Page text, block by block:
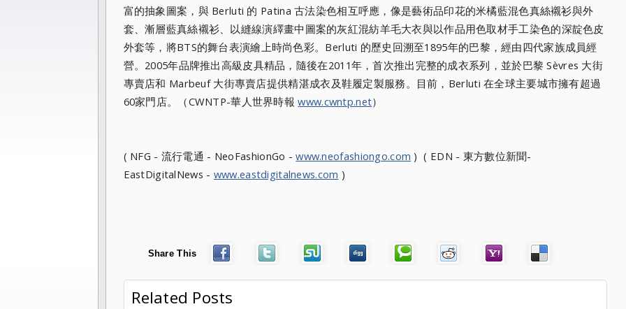
富的抽象圖案，與 Berluti 的 Patina 古法染色相互呼應，像是藝術品印花的米橘藍混色真絲襯衫與外
套、漸層藍真絲襯衫、 以縫線演繹畫中圖案的灰紅混紡羊毛大衣與以作品用色取材手工染色的深靛色皮
外套等，將BTS的舞台表演繪上時尚色彩。 Berluti 的歷史回溯至1895年的巴黎，經由四代家族成員經
營。 2005年品牌推出高級皮具精品，隨後在2011年，首次推出完整的成衣系列，並於巴黎 Sèvres 大街
專賣店和 Marbeuf 大街專賣店提供精湛成衣及鞋履定製服務。目前，Berluti 在全球主要城市擁有超過
60家門店。（CWNTP-華人世界時報www.cwntp.net）
( NFG - 流行電通 - NeoFashionGo -www.neofashiongo.com ) ( EDN - 東方數位新聞-
EastDigitalNews - www.eastdigitalnews.com )
Share This
Related Posts